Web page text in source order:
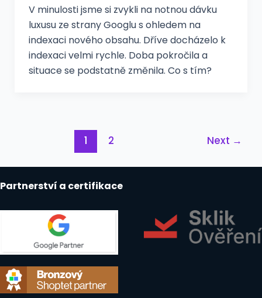
V minulosti jsme si zvykli na notnou dávku
luxusu ze strany Googlu s ohledem na
indexaci nového obsahu. Dříve docházelo k
indexaci velmi rychle. Doba pokročila a
situace se podstatně změnila. Co s tím?
1 2 Next →
Partnerství a certifikace